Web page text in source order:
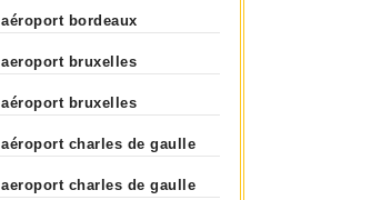
aéroport bordeaux
aeroport bruxelles
aéroport bruxelles
aéroport charles de gaulle
aeroport charles de gaulle